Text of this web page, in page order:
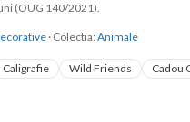
(OUG 140/2021).
· Colectia: Animale
Caligrafie Wild Friends
Cadou